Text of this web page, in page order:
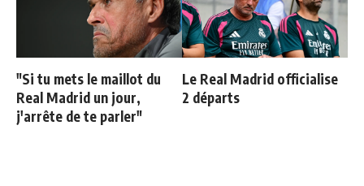
"Si tu mets le maillot du
Real Madrid un jour,
j'arrête de te parler"
Le Real Madrid officialise
2 départs